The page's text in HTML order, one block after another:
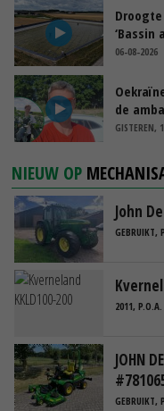
‘Bassin
06-08-2026
de
GISTEREN,
NIEUW OP
John
GEBRUIKT,
2011, P.O.A.
JOHN
GEBRUIKT,